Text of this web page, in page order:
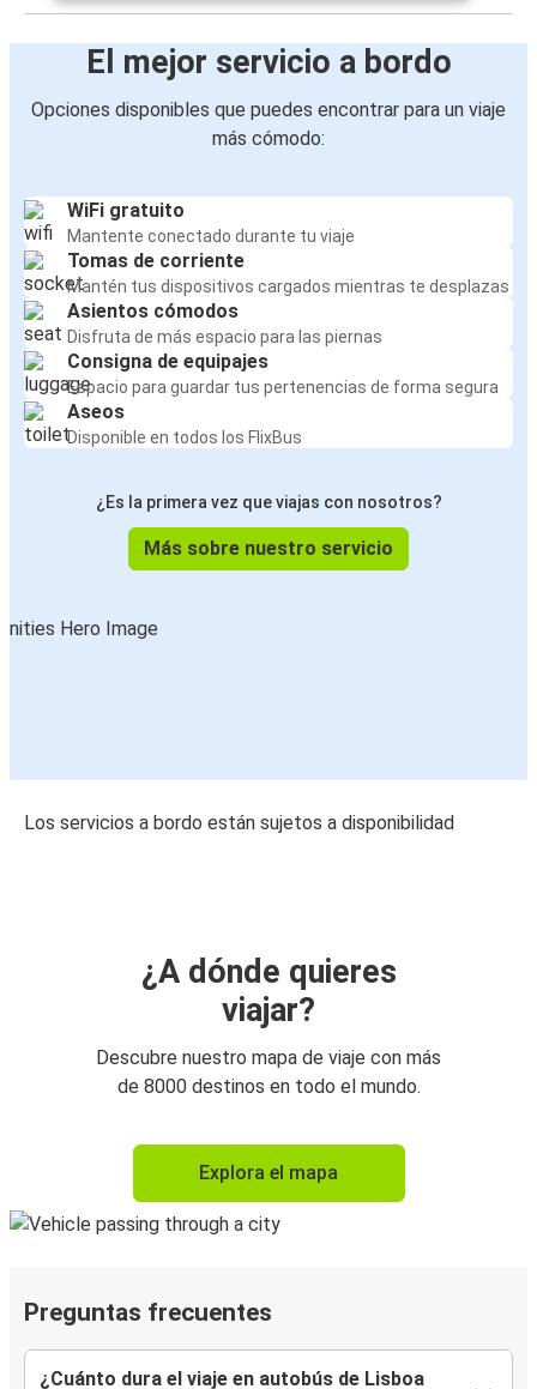
El mejor servicio a bordo
Opciones disponibles que puedes encontrar para un viaje
más cómodo:
WiFi gratuito
Mantente conectado durante tu viaje
Tomas de corriente
Mantén tus dispositivos cargados mientras te desplazas
Asientos cómodos
Disfruta de más espacio para las piernas
Consigna de equipajes
Espacio para guardar tus pertenencias de forma segura
Aseos
Disponible en todos los FlixBus
¿Es la primera vez que viajas con nosotros?
Más sobre nuestro servicio
Los servicios a bordo están sujetos a disponibilidad
¿A dónde quieres
viajar?
Descubre nuestro mapa de viaje con más
de 8000 destinos en todo el mundo.
Explora el mapa
Preguntas frecuentes
¿Cuánto dura el viaje en autobús de Lisboa